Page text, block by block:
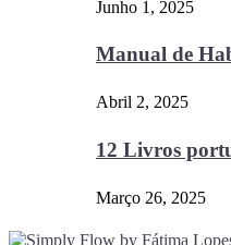
Junho 1, 2025
Manual de
Abril 2, 2025
12 Livros
Março 26, 2025